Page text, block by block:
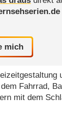
mich
Fahrrad,
mit dem